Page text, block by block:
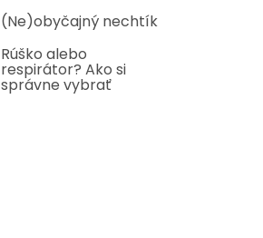
(Ne)obyčajný nechtík
Rúško alebo
respirátor? Ako si
správne vybrať